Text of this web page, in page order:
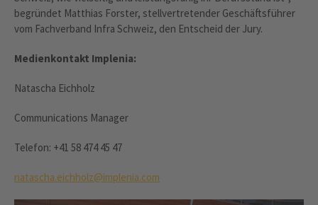
begründet Matthias Forster, stellvertretender Geschäftsführer
vom Fachverband Infra Schweiz, den Entscheid der Jury.
Medienkontakt Implenia:
Natascha Eichholz
Communications Manager
Telefon: +41 58 474 45 47
natascha.eichholz@implenia.com